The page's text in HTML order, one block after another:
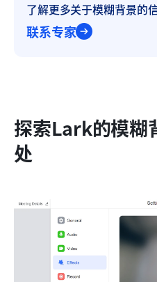
了解更多关于模糊背景的
联系专家
探索Lark的模糊
处